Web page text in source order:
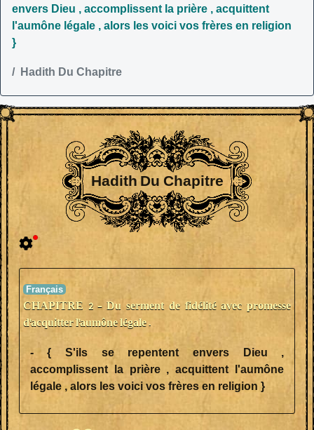
envers Dieu , accomplissent la prière , acquittent
l'aumône légale , alors les voici vos frères en religion
}
Hadith Du Chapitre
Hadith Du Chapitre
CHAPITRE 2 - Du serment de fidélité avec promesse
d'acquitter l'aumône légale .
- { S'ils se repentent envers Dieu ,
accomplissent la prière , acquittent l'aumône
légale , alors les voici vos frères en religion }